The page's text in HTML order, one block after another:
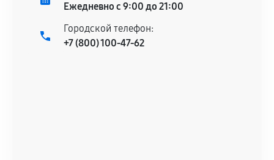
Ежедневно с 9:00 до 21:00
Городской телефон:
+7 (800) 100-47-62